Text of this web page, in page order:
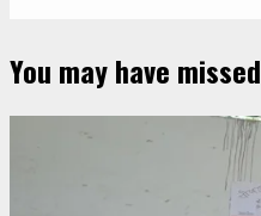
You may have missed